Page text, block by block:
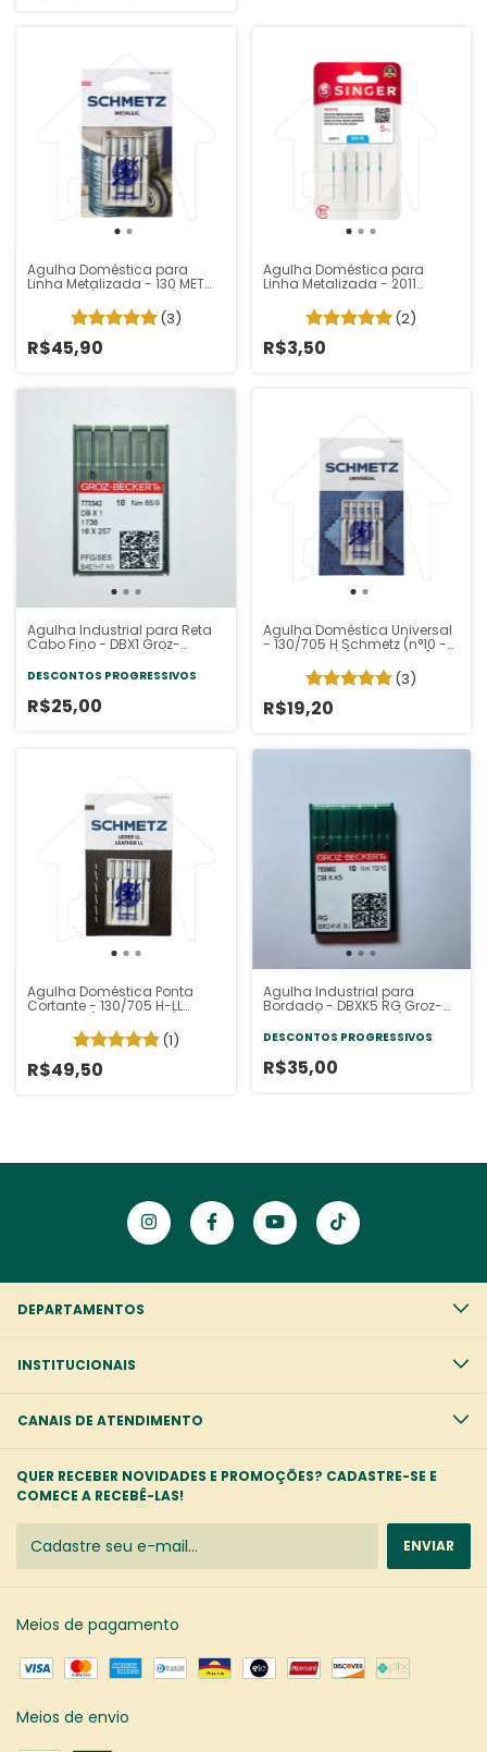
Agulha Doméstica para
Linha Metalizada - 130 MET
(3)
R$45,90
Agulha Doméstica para
Linha Metalizada - 2011
(2)
R$3,50
Agulha Industrial para Reta
Cabo Fino - DBX1 Groz-
DESCONTOS PROGRESSIVOS
R$25,00
Agulha Doméstica Universal
- 130/705 H Schmetz (n°10 -
(3)
R$19,20
Agulha Doméstica Ponta
Cortante - 130/705 H-LL
(1)
R$49,50
Agulha Industrial para
Bordado - DBXK5 RG Groz-
DESCONTOS PROGRESSIVOS
R$35,00
DEPARTAMENTOS
INSTITUCIONAIS
CANAIS DE ATENDIMENTO
QUER RECEBER NOVIDADES E PROMOÇÕES? CADASTRE-SE E
COMECE A RECEBÊ-LAS!
Meios de pagamento
Meios de envio